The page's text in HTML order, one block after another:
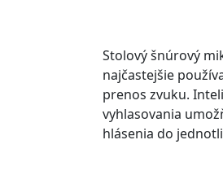
Stolový šnúrový
najčastejšie
prenos zvuku.
vyhlasovania
hlásenia do